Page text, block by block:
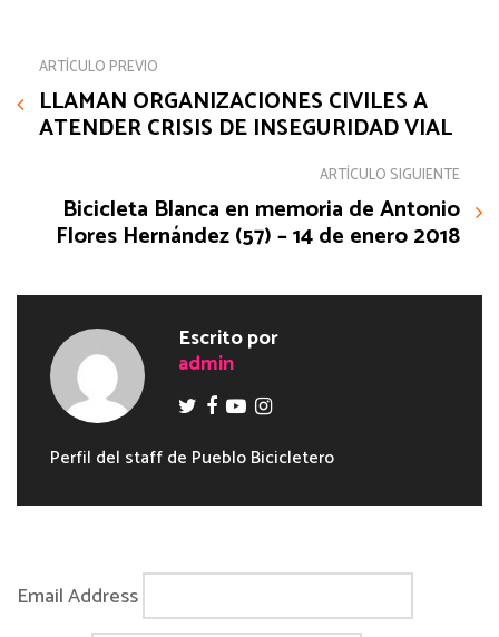
ARTÍCULO PREVIO
LLAMAN ORGANIZACIONES CIVILES A
ATENDER CRISIS DE INSEGURIDAD VIAL
ARTÍCULO SIGUIENTE
Bicicleta Blanca en memoria de Antonio
Flores Hernández (57) – 14 de enero 2018
Escrito por
admin
Perfil del staff de Pueblo Bicicletero
Email Address